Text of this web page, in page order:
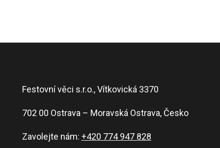
Festovní věci s.r.o., Vítkovická 3370
702 00 Ostrava – Moravská Ostrava, Česko
Zavolejte nám: +420 774 947 828